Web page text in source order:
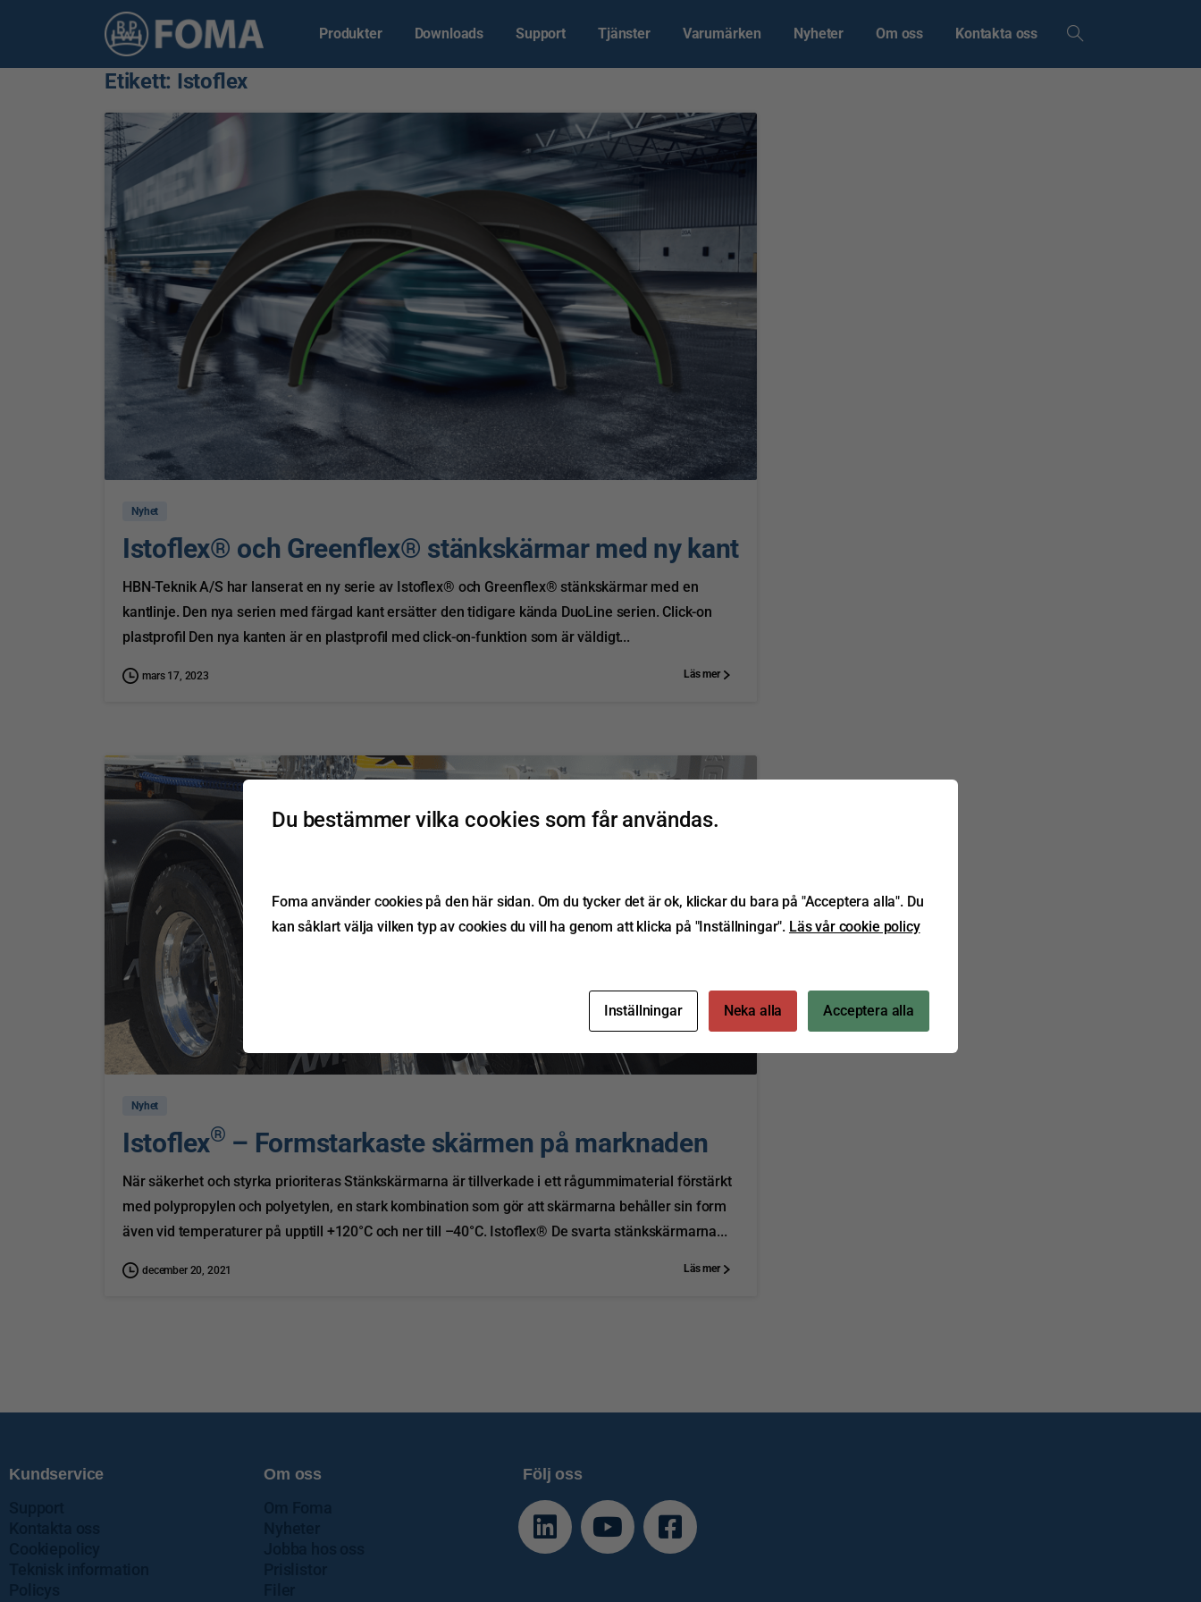
Produkter Downloads Support Tjänster Varumärken Nyheter Om oss Kontakta oss
Etikett: Istoflex
0
Nyhet
Istoflex® och Greenflex® stänkskärmar med ny kant
HBN-Teknik A/S har lanserat en ny serie av Istoflex® och Greenflex® stänkskärmar med en
kantlinje. Den nya serien med färgad kant ersätter den tidigare kända DuoLine serien. Click-on
plastprofil Den nya kanten är en plastprofil med click-on-funktion som är väldigt...
mars 17, 2023 Läs mer
Nyhet
Istoflex® – Formstarkaste skärmen på marknaden
När säkerhet och styrka prioriteras Stänkskärmarna är tillverkade i ett rågummimaterial förstärkt
med polypropylen och polyetylen, en stark kombination som gör att skärmarna behåller sin form
även vid temperaturer på upptill +120°C och ner till –40°C. Istoflex® De svarta stänkskärmarna...
december 20, 2021 Läs mer
Kundservice Om oss Följ oss
Du bestämmer vilka cookies som får användas.
Foma använder cookies på den här sidan. Om du tycker det är ok, klickar du bara på "Acceptera alla". Du
kan såklart välja vilken typ av cookies du vill ha genom att klicka på "Inställningar". Läs vår cookie policy
Inställningar Neka alla Acceptera alla